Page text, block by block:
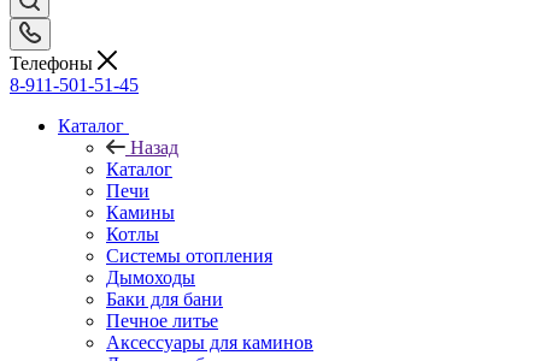
Телефоны
8-911-501-51-45
Каталог
Назад
Каталог
Печи
Камины
Котлы
Системы отопления
Дымоходы
Баки для бани
Печное литье
Аксессуары для каминов